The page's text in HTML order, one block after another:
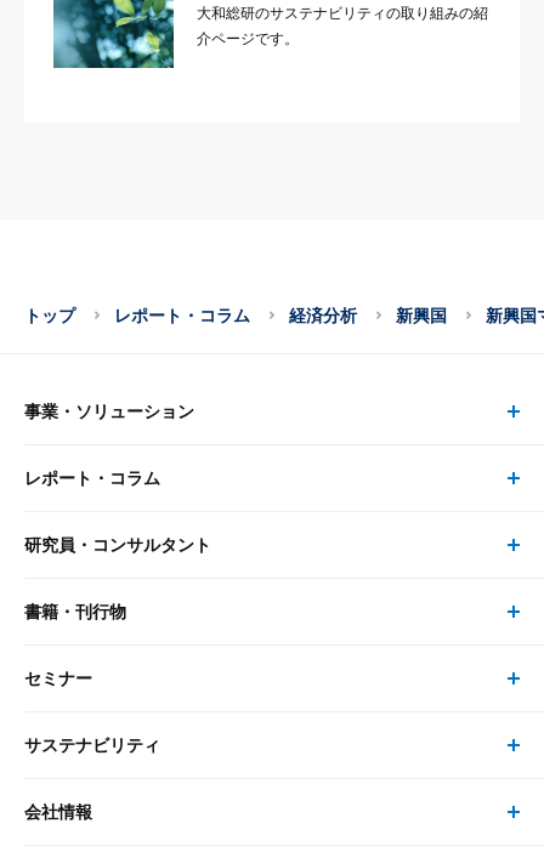
大和総研のサステナビリティの取り組みの紹
介ページです。
トップ レポート・コラム 経済分析 新興国 新興国
事業・ソリューション
事業・ソリューション トップ
リサーチ
レポート・コラム
レポート・コラム トップ
最新のレポート・コラム
研究員・コンサルタント
研究員・コンサルタント トップ
研究員
書籍・刊行物
書籍・刊行物 トップ
書籍
セミナー
セミナー トップ
現在受付中のセミナー・イベント
サステナビリティ
サステナビリティの取り組み
会社情報